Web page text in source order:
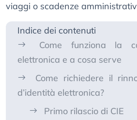
viaggi o scadenze
Indice dei contenuti
Come funziona la
elettronica e a cosa serve
Come richiedere il
d’identità elettronica?
Primo rilascio di CIE